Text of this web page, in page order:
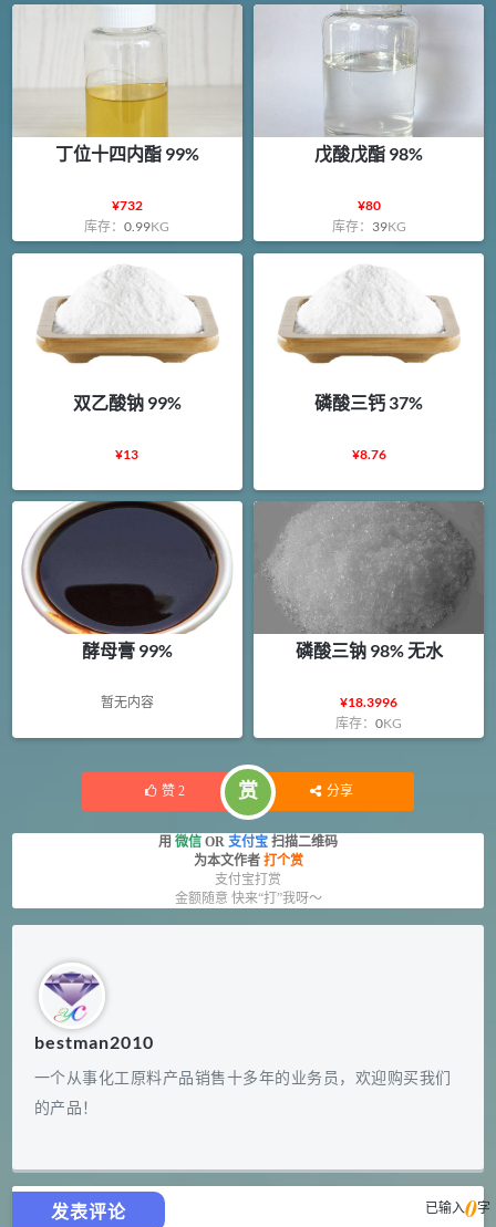
丁位十四内酯 99%
¥732
库存：0.99KG
戊酸戊酯 98%
¥80
库存： 39KG
双乙酸钠 99%
¥13
磷酸三钙 37%
¥8.76
酵母膏 99%
暂无内容
磷酸三钠 98% 无水
¥18.3996
库存：0KG
赞 2 赏 分享
用 微信 OR 支付宝 扫描二维码
为本文作者 打个赏
支付宝打赏
金额随意 快来“打”我呀～
bestman2010
一个从事化工原料产品销售十多年的业务员，欢迎购买我们
的产品！
发表评论 已输入0字